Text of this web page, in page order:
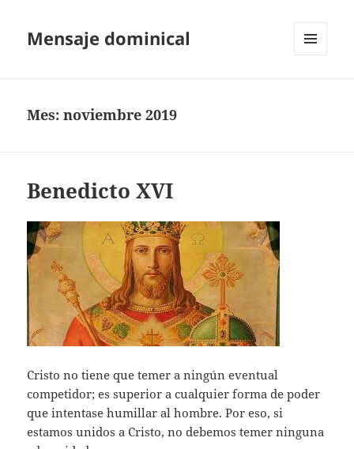
Mensaje dominical
Mes:noviembre 2019
Benedicto XVI
Cristo no tiene que temer a ningún eventual
competidor; es superior a cualquier forma de poder
que intentase humillar al hombre. Por eso, si
estamos unidos a Cristo, no debemos temer ninguna